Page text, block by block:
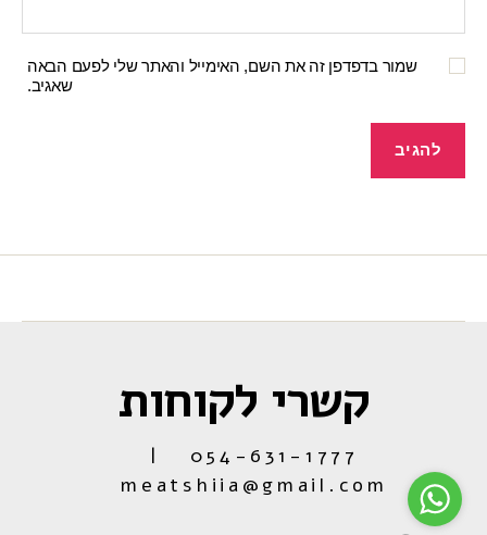
שמור בדפדפן זה את השם, האימייל והאתר שלי לפעם הבאה
שאגיב.
קשרי לקוחות
054-631-1777 |
meatshiia@gmail.com